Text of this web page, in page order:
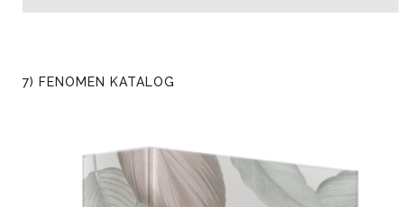
7) FENOMEN KATALOG